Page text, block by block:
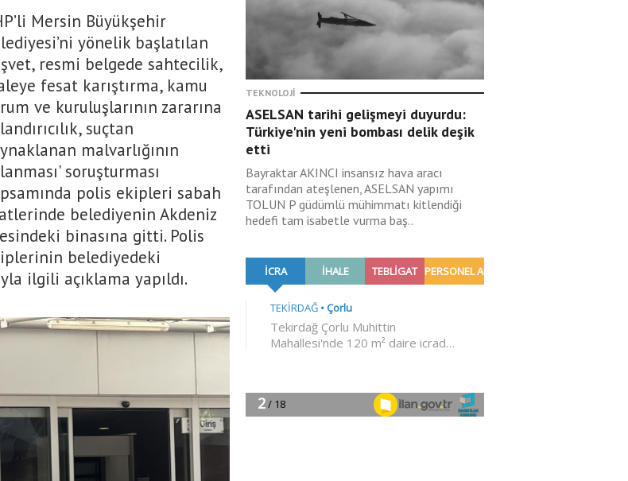
Mersin Büyükşehir
yönelik başlatılan
resmi belgede sahtecilik,
fesat karıştırma, kamu
ve kuruluşlarının zararına
suçtan
malvarlığının
soruşturması
polis ekipleri sabah
belediyenin Akdeniz
binasına gitti. Polis
belediyedeki
ilgili açıklama yapıldı.
TEKNOLOJI
ASELSAN tarihi gelişmeyi duyurdu:
Türkiye'nin yeni bombası delik deşik
etti
Bayraktar AKINCI insansız hava aracı
tarafından ateşlenen, ASELSAN yapımı
TOLUN P güdümlü mühimmatı kitlendiği
hedefi tam isabetle vurma baş..